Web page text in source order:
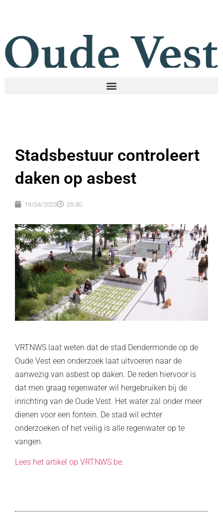
Stadsbestuur controleert
daken op asbest
19/04/2023 05:30
VRTNWS laat weten dat de stad Dendermonde op de
Oude Vest een onderzoek laat uitvoeren naar de
aanwezig van asbest op daken. De reden hiervoor is
dat men graag regenwater wil hergebruiken bij de
inrichting van de Oude Vest. Het water zal onder meer
dienen voor een fontein. De stad wil echter
onderzoeken of het veilig is alle regenwater op te
vangen.
Lees het artikel op VRTNWS.be.